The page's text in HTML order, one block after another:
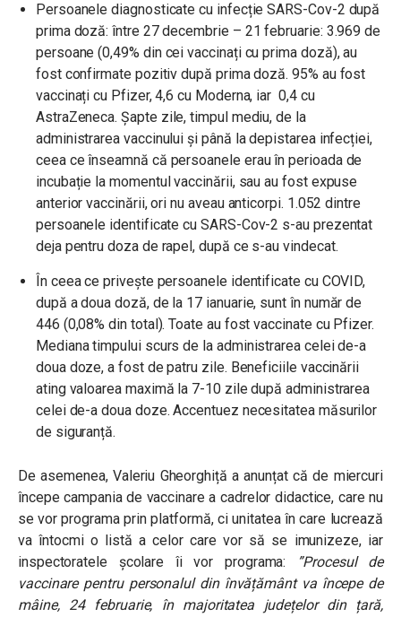
Persoanele diagnosticate cu infecție SARS-Cov-2 după
prima doză: între 27 decembrie – 21 februarie: 3.969 de
persoane (0,49% din cei vaccinați cu prima doză), au
fost confirmate pozitiv după prima doză. 95% au fost
vaccinați cu Pfizer, 4,6 cu Moderna, iar 0,4 cu
AstraZeneca.Șapte zile, timpul mediu, de la
administrarea vaccinului și până la depistarea infecției,
ceea ce înseamnă că persoanele erau în perioada de
incubație la momentul vaccinării, sau au fost expuse
anterior vaccinării, ori nu aveau anticorpi. 1.052 dintre
persoanele identificate cu SARS-Cov-2 s-au prezentat
deja pentru doza de rapel, după ce s-au vindecat.
În ceea ce privește persoanele identificate cu COVID,
după a doua doză, de la 17 ianuarie, sunt în număr de
446 (0,08% din total). Toate au fost vaccinate cu Pfizer.
Mediana timpului scurs de la administrarea celei de-a
doua doze, a fost de patru zile. Beneficiile vaccinării
ating valoarea maximă la 7-10 zile după administrarea
celei de-a doua doze. Accentuez necesitatea măsurilor
de siguranță.
De asemenea, Valeriu Gheorghiță a anunțat că de miercuri
începe campania de vaccinare a cadrelor didactice, care nu
se vor programa prin platformă, ci unitatea în care lucrează
va întocmi o listă a celor care vor să se imunizeze, iar
inspectoratele școlare îi vor programa:
”Procesul de
vaccinare pentru personalul din învățământ va începe de
mâine, 24 februarie, în majoritatea județelor din țară,